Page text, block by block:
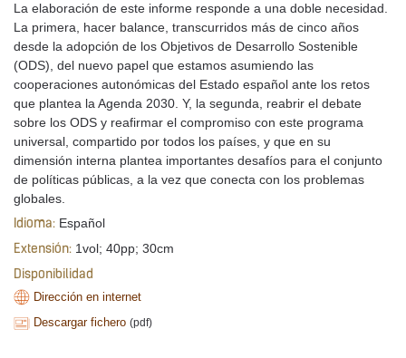
La elaboración de este informe responde a una doble necesidad.
La primera, hacer balance, transcurridos más de cinco años
desde la adopción de los Objetivos de Desarrollo Sostenible
(ODS), del nuevo papel que estamos asumiendo las
cooperaciones autonómicas del Estado español ante los retos
que plantea la Agenda 2030. Y, la segunda, reabrir el debate
sobre los ODS y reafirmar el compromiso con este programa
universal, compartido por todos los países, y que en su
dimensión interna plantea importantes desafíos para el conjunto
de políticas públicas, a la vez que conecta con los problemas
globales.
Idioma: Español
Extensión: 1vol; 40pp; 30cm
Disponibilidad
Dirección en internet
Descargar fichero (pdf)